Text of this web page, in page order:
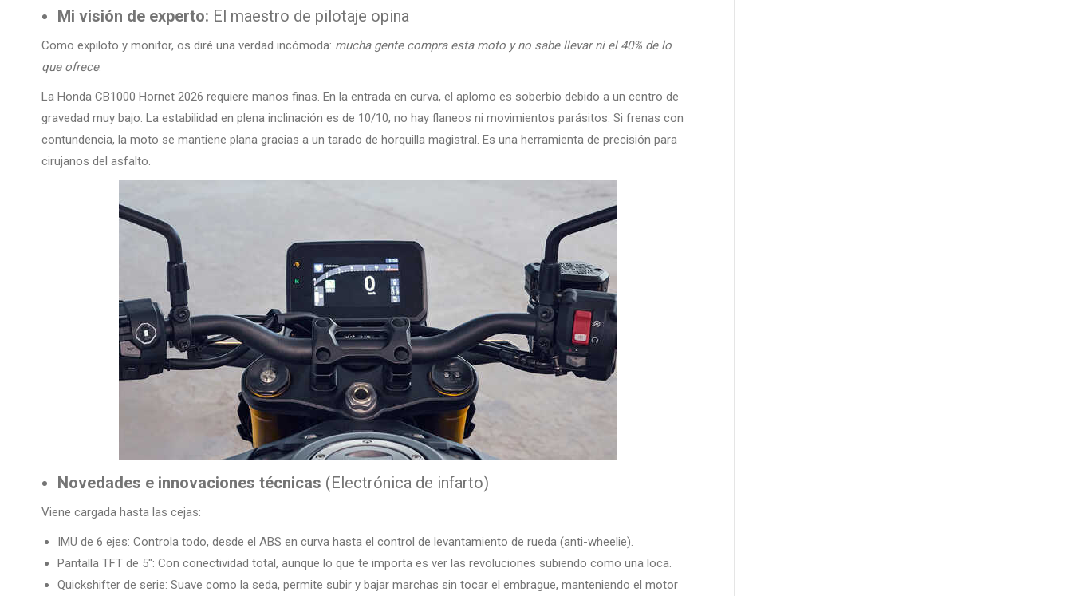
Mi visión de experto: El maestro de pilotaje opina
Como expiloto y monitor, os diré una verdad incómoda: mucha gente compra esta moto y no sabe llevar ni el 40% de lo
que ofrece.
La Honda CB1000 Hornet 2026 requiere manos finas. En la entrada en curva, el aplomo es soberbio debido a un centro de
gravedad muy bajo. La estabilidad en plena inclinación es de 10/10; no hay flaneos ni movimientos parásitos. Si frenas con
contundencia, la moto se mantiene plana gracias a un tarado de horquilla magistral. Es una herramienta de precisión para
cirujanos del asfalto.
Novedades e innovaciones técnicas (Electrónica de infarto)
Viene cargada hasta las cejas:
IMU de 6 ejes: Controla todo, desde el ABS en curva hasta el control de levantamiento de rueda (anti-wheelie).
Pantalla TFT de 5″: Con conectividad total, aunque lo que te importa es ver las revoluciones subiendo como una loca.
Quickshifter de serie: Suave como la seda, permite subir y bajar marchas sin tocar el embrague, manteniendo el motor